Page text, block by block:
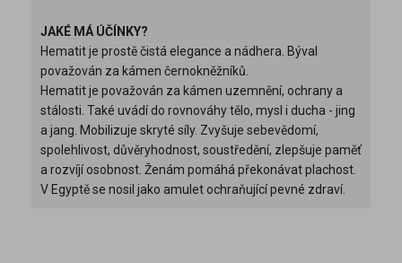
JAKÉ MÁ ÚČÍNKY?
Hematit je prostě čistá elegance a nádhera. Býval
považován za kámen černokněžníků.
Hematit je považován za kámen uzemnění, ochrany a
stálosti. Také uvádí do rovnováhy tělo, mysl i ducha - jing
a jang. Mobilizuje skryté síly. Zvyšuje sebevědomí,
spolehlivost, důvěryhodnost, soustředění, zlepšuje paměť
a rozvíjí osobnost. Ženám pomáhá překonávat plachost.
V Egyptě se nosil jako amulet ochraňující pevné zdraví.